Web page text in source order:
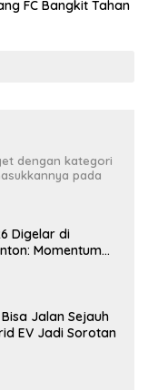
FC Bangkit Tahan
dengan kategori
pada
Digelar di
Momentum
Bisa Jalan Sejauh
EV Jadi Sorotan